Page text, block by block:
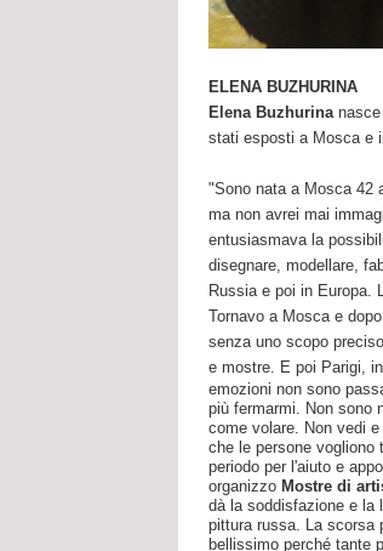
ELENA BUZHURINA
Elena Buzhurinanasce
stati esposti a Mosca e
"Sono nata a Mosca 42
ma non avrei mai
entusiasmava la
disegnare, modellare,
Russia e poi in Europa.
Tornavo a Mosca e
senza uno scopo
e mostre. E poi Parigi,
emozioni non sono
più fermarmi. Non sono
come volare. Non vedi
che le persone vogliono
periodo per l'aiuto e
organizzo Mostre di
dà la soddisfazione e la
pittura russa. La scorsa
bellissimo perché tante